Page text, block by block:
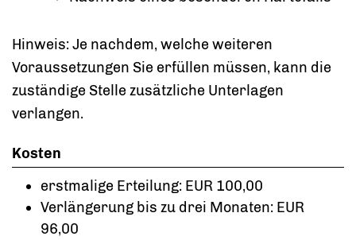
Hinweis: Je nachdem, welche weiteren
Voraussetzungen Sie erfüllen müssen, kann die
zuständige Stelle zusätzliche Unterlagen
verlangen.
Kosten
erstmalige Erteilung: EUR 100,00
Verlängerung bis zu drei Monaten: EUR
96,00